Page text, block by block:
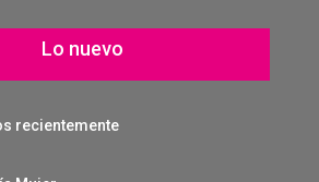
Lo nuevo
recientemente